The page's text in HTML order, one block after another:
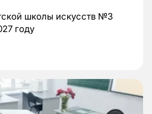
школы искусств №3
году